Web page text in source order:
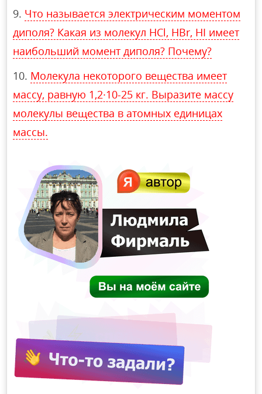
Что называется электрическим моментом
диполя? Какая из молекул HCl, НВr, HI имеет
наибольший момент диполя? Почему?
Молекула некоторого вещества имеет
массу, равную 1,2∙10-25 кг. Выразите массу
молекулы вещества в атомных единицах
массы.